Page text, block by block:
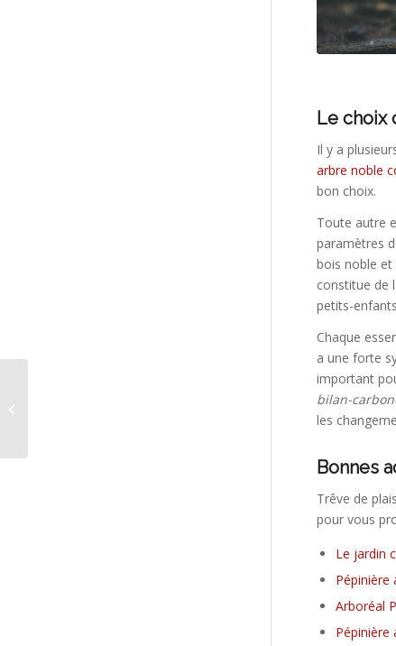
Le choix
Il y a
arbre noble
bon choix.
Toute autre
paramètres
bois noble et
constitue de
petits-
Chaque
a une forte
important
bilan-
les
Bonnes
Trêve de
pour vous
Le jardin
Pépinière
Arboréal
Pépinière